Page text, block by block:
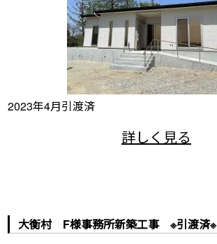
2023年4月引渡済
大衡村 F様事務所新築工事 ※引渡済※